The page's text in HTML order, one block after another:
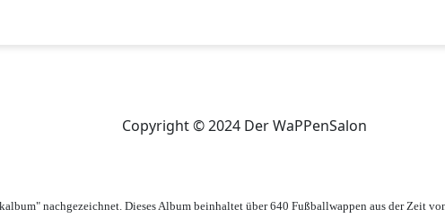
Copyright © 2024 Der WaPPenSalon
nachgezeichnet. Dieses Album beinhaltet über 640 Fußballwappen aus der Zeit